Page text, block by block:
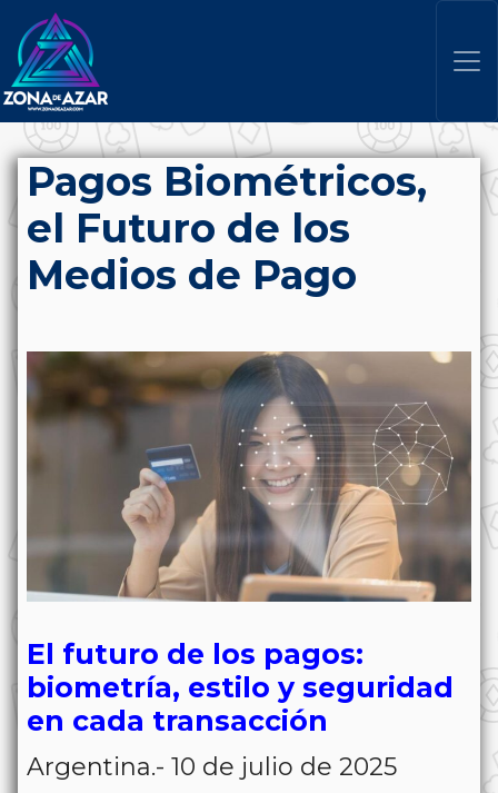
Pagos Biométricos,
el Futuro de los
Medios de Pago
El futuro de los pagos:
biometría, estilo y seguridad
en cada transacción
Argentina.- 10 de julio de 2025